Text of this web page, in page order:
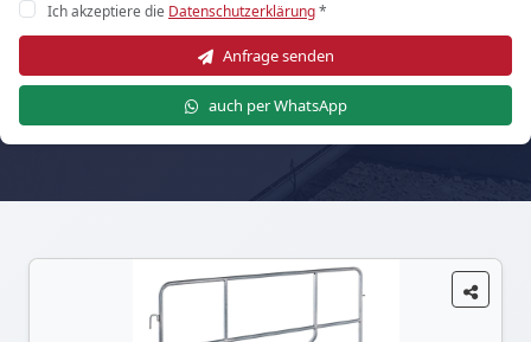
Ich akzeptiere die Datenschutzerklärung*
Anfrage senden
auch per WhatsApp